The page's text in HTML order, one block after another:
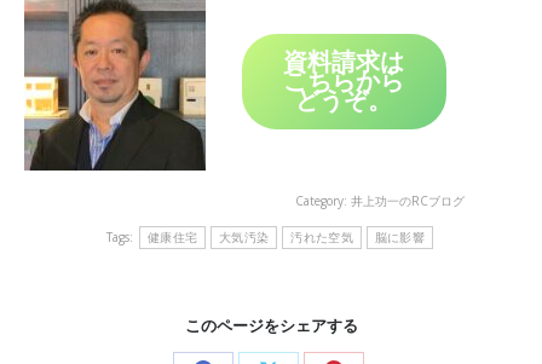
資料請求は
こちらから
どうぞ。
Category: 井上功一のRCブログ
Tags: 健康住宅 大気汚染 汚れた空気 脳に影響
このページをシェアする